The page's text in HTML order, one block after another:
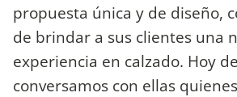
propuesta única y de diseño,
de brindar a sus clientes una
experiencia en calzado. Hoy
conversamos con ellas